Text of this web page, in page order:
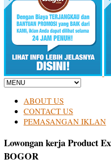
ABOUT US
CONTACT US
PEMASANGAN IKLAN
Lowongan kerja Product
BOGOR